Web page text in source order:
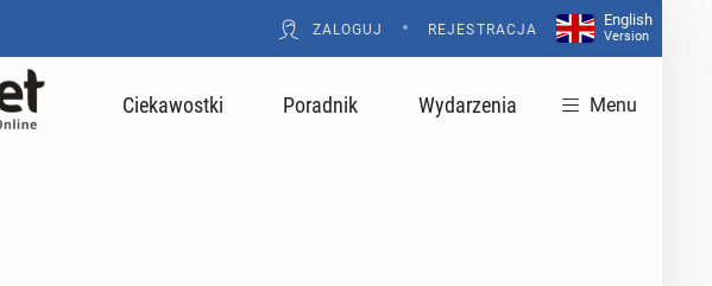
ZALOGUJ • REJESTRACJA
English
Version
Ciekawostki Poradnik Wydarzenia Menu